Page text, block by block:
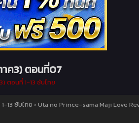
ค3) ตอนที่07
ตอนที่ 1-13 ซับไทย
13 ซับไทย › Uta no Prince-sama Maji Love